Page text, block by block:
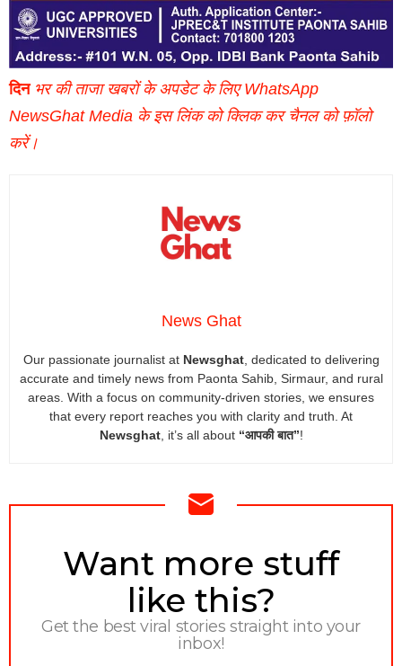
दिनभर की ताजा खबरों के अपडेट के लिए WhatsApp
NewsGhat Media के इस लिंक को क्लिक कर चैनल को फ़ॉलो
करें।
News Ghat
Our passionate journalist at Newsghat, dedicated to delivering
accurate and timely news from Paonta Sahib, Sirmaur, and rural
areas. With a focus on community-driven stories, we ensures
that every report reaches you with clarity and truth. At
Newsghat, it’s all about “आपकी बात”!
NEWSLETTER
Want more stuff
like this?
Get the best viral stories straight into your
inbox!